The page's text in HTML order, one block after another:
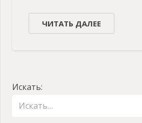
ЧИТАТЬ ДАЛЕЕ
Искать: